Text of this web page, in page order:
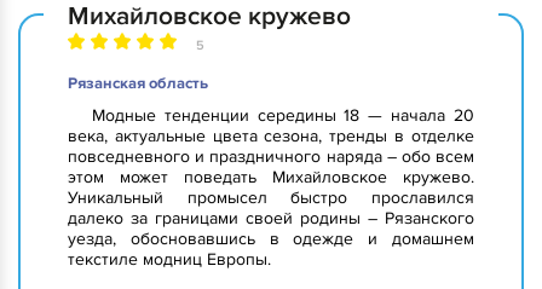
Михайловское кружево
5
Рязанская область
Модные тенденции середины 18 — начала 20
века, актуальные цвета сезона, тренды в отделке
повседневного и праздничного наряда – обо всем
этом может поведать Михайловское кружево.
Уникальный промысел быстро прославился
далеко за границами своей родины – Рязанского
уезда, обосновавшись в одежде и домашнем
текстиле модниц Европы.